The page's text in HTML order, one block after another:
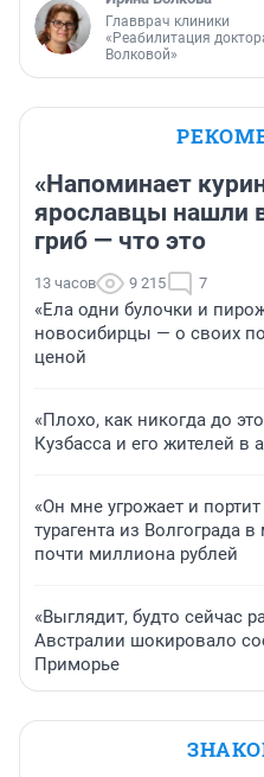
Главврач клиники
«Реабилитация
Волковой»
«Напоминает
ярославцы нашли
гриб — что это
13 часов 9 215 7
«Ела одни булочки и
новосибирцы — о своих
ценой
«Плохо, как никогда до
Кузбасса и его жителей в
«Он мне угрожает и
турагента из Волгограда
почти миллиона рублей
«Выглядит, будто сейчас
Австралии шокировало
Приморье